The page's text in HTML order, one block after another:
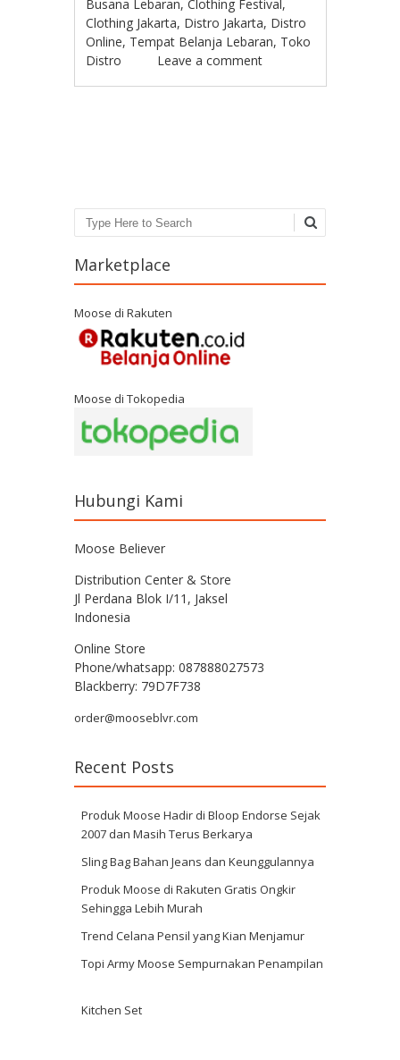
Busana Lebaran,Clothing Festival,
Clothing Jakarta, Distro Jakarta, Distro
Online, Tempat Belanja Lebaran, Toko
Distro
Leave a comment
Search
Marketplace
Moose di Rakuten
Moose di Tokopedia
Hubungi Kami
Moose Believer
Distribution Center & Store
Jl Perdana Blok I/11, Jaksel
Indonesia
Online Store
Phone/whatsapp: 087888027573
Blackberry: 79D7F738
order@mooseblvr.com
Recent Posts
Produk Moose Hadir di Bloop Endorse Sejak
2007 dan Masih Terus Berkarya
Sling Bag Bahan Jeans dan Keunggulannya
Produk Moose di Rakuten Gratis Ongkir
Sehingga Lebih Murah
Trend Celana Pensil yang Kian Menjamur
Topi Army Moose Sempurnakan Penampilan
Kitchen Set